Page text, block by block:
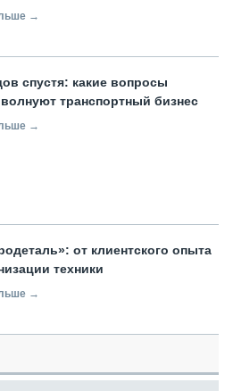
→
спустя: какие вопросы
волнуют транспортный бизнес
→
от клиентского опыта
техники
→